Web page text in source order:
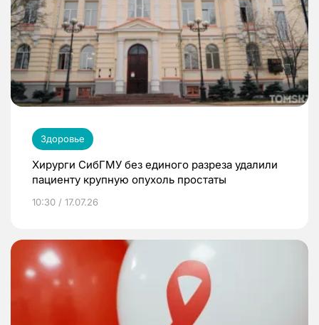
Здоровье
Хирурги СибГМУ без единого разреза удалили
пациенту крупную опухоль простаты
10:30 / 17.07.26